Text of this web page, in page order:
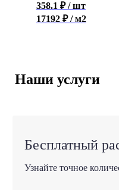
358.1 ₽ / шт
17192 ₽ / м2
Наши услуги
Бесплатный
Узнайте точное